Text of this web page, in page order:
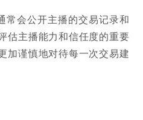
常会公开主播的交易记录和
估主播能力和信任度的重要
加谨慎地对待每一次交易建